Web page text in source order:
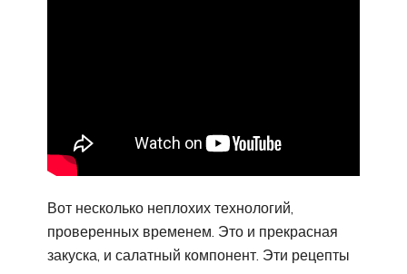
Вот несколько неплохих технологий,
проверенных временем. Это и прекрасная
закуска, и салатный компонент. Эти рецепты